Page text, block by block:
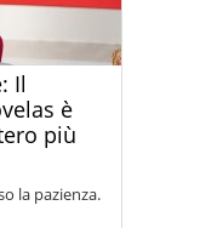
Il
è
più
la pazienza.